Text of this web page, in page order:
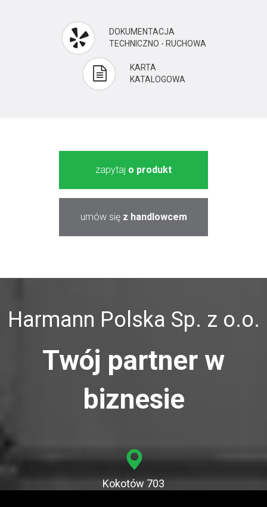
DOKUMENTACJA
TECHNICZNO - RUCHOWA
KARTA
KATALOGOWA
zapytaj o produkt
umów się z handlowcem
Harmann Polska Sp. z o.o.
Twój partner w
biznesie
Kokotów 703